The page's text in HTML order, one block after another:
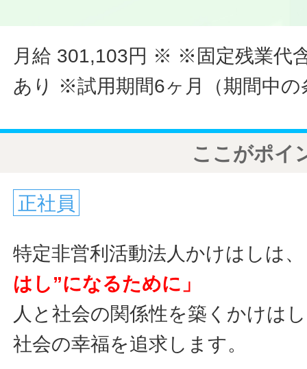
月給 301,103円 ※ ※固定残業代
あり ※試用期間6ヶ月（期間中の
ここがポイ
正社員
特定非営利活動法人かけはしは、
はし”になるために」
人と社会の関係性を築くかけは
社会の幸福を追求します。